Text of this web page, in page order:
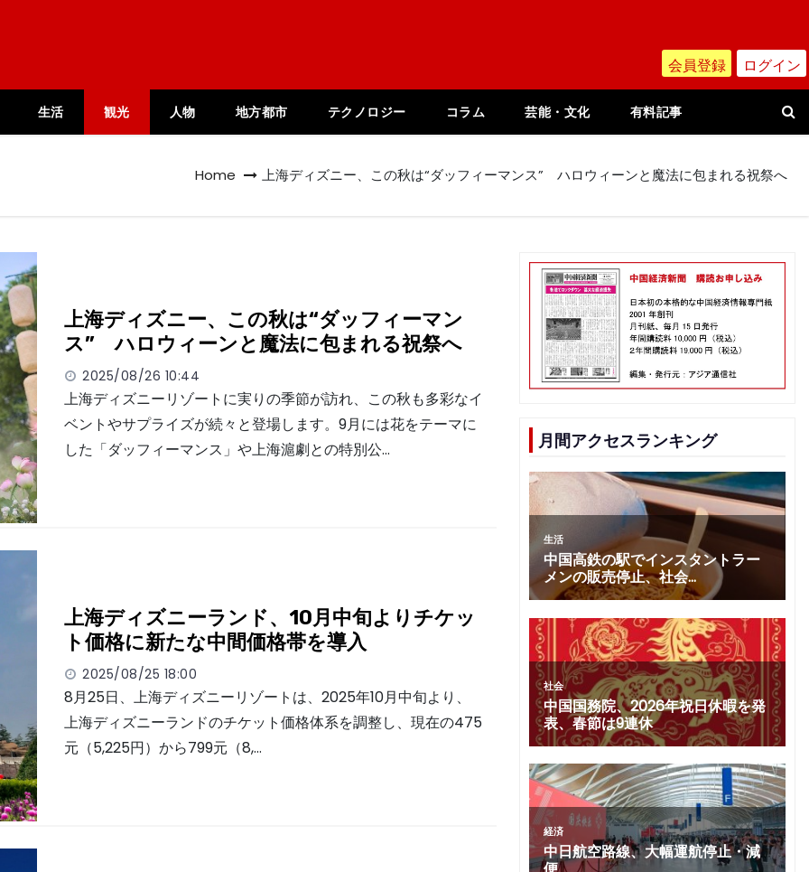
会員登録 ログイン
生活 観光 人物 地方都市 テクノロジー コラム 芸能・文化 有料記事
Home 上海ディズニー、この秋は“ダッフィーマンス” ハロウィーンと魔法に包まれる祝祭へ
上海ディズニー、この秋は“ダッフィーマン
ス” ハロウィーンと魔法に包まれる祝祭へ
2025/08/26 10:44
上海ディズニーリゾートに実りの季節が訪れ、この秋も多彩なイ
ベントやサプライズが続々と登場します。9月には花をテーマに
した「ダッフィーマンス」や上海滬劇との特別公…
上海ディズニーランド、10月中旬よりチケッ
ト価格に新たな中間価格帯を導入
2025/08/25 18:00
8月25日、上海ディズニーリゾートは、2025年10月中旬より、
上海ディズニーランドのチケット価格体系を調整し、現在の475
元（5,225円）から799元（8,…
月間アクセスランキング